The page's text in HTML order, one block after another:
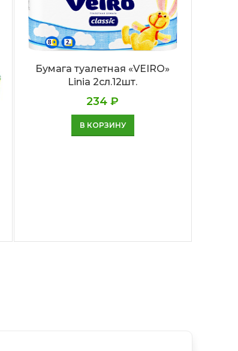
Бумага туалетная «VEIRO»
Linia 2сл.12шт.
234₽
В КОРЗИНУ